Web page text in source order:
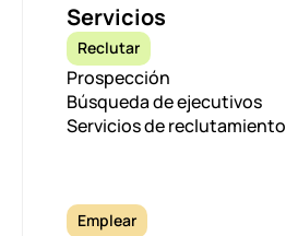
Servicios
Reclutar
Prospección
Búsqueda de ejecutivos
Servicios de reclutamiento
Emplear